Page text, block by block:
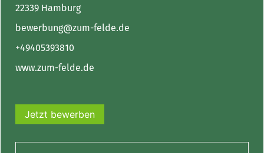
22339 Hamburg
bewerbung@zum-felde.de
+49405393810
www.zum-felde.de
Jetzt bewerben